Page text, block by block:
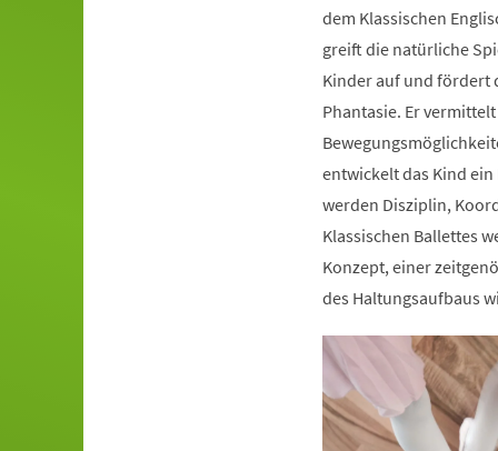
dem Klassischen
greift die natürliche
Kinder auf und fördert
Phantasie. Er
entwickelt das Kind
werden Disziplin,
Klassischen Ballettes
Konzept, einer
des Haltungsaufbaus